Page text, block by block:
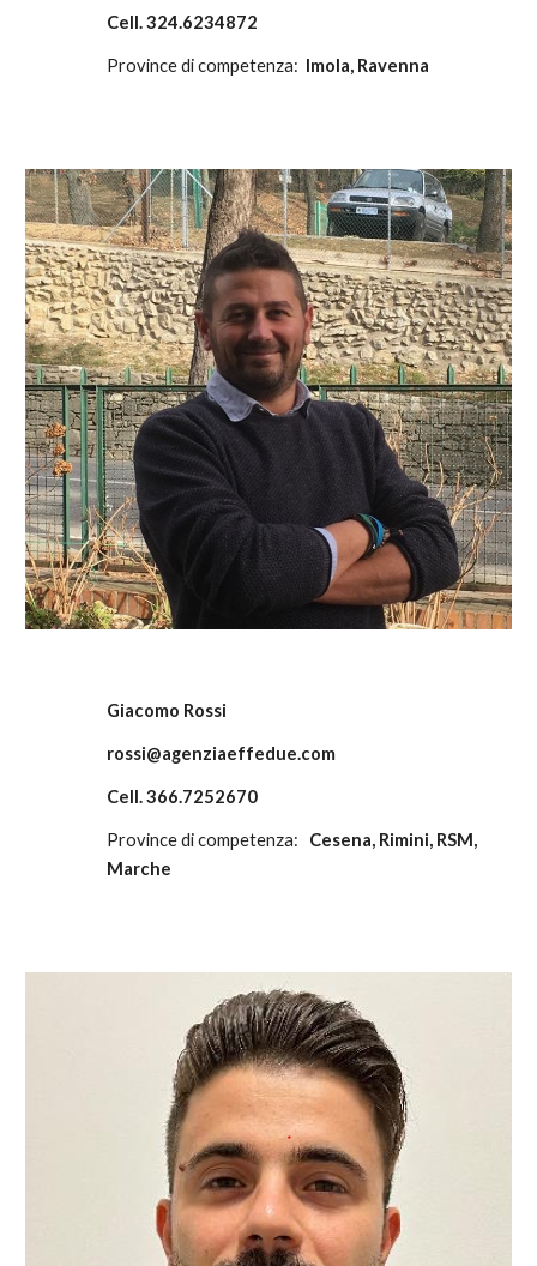
Cell. 324.6234872
Province di competenza: Imola, Ravenna
Giacomo Rossi
rossi@agenziaeffedue.com
Cell. 366.7252670
Province di competenza: Cesena, Rimini, RSM,
Marche